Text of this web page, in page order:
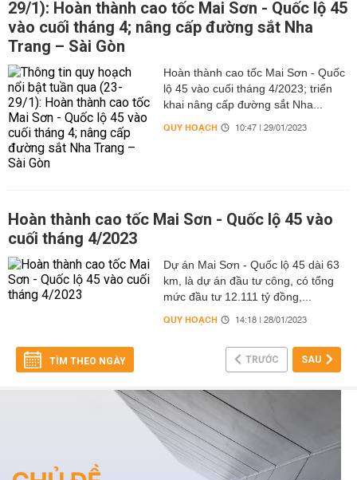
29/1): Hoàn thành cao tốc Mai Sơn - Quốc lộ 45
vào cuối tháng 4; nâng cấp đường sắt Nha
Trang – Sài Gòn
Hoàn thành cao tốc Mai Sơn - Quốc
lộ 45 vào cuối tháng 4/2023; triển
khai nâng cấp đường sắt Nha...
QUY HOẠCH 10:47 | 29/01/2023
Hoàn thành cao tốc Mai Sơn - Quốc lộ 45 vào
cuối tháng 4/2023
Dự án Mai Sơn - Quốc lộ 45 dài 63
km, là dự án đầu tư công, có tổng
mức đầu tư 12.111 tỷ đồng,...
QUY HOẠCH 14:18 | 28/01/2023
TÌM THEO NGÀY TRƯỚC SAU